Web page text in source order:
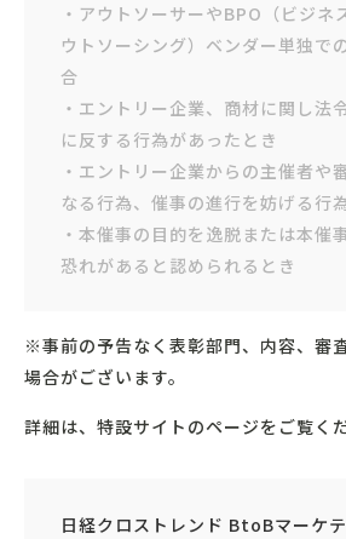
・アウトソーサーやBPO（ビジネ
ウトソーシング）ベンダー単独で
合
・エントリー企業、商材に関し法
に反する行為があったとき
・エントリー企業からの主催者や
なる行為、催事の進行を妨げる行
・本催事の目的を逸脱または本催
恐れがあると認められるとき
※事前の予告なく表彰部門、内容、審
場合がございます。
詳細は、特設サイトのページをご覧く
日経クロストレンド BtoBマーケ